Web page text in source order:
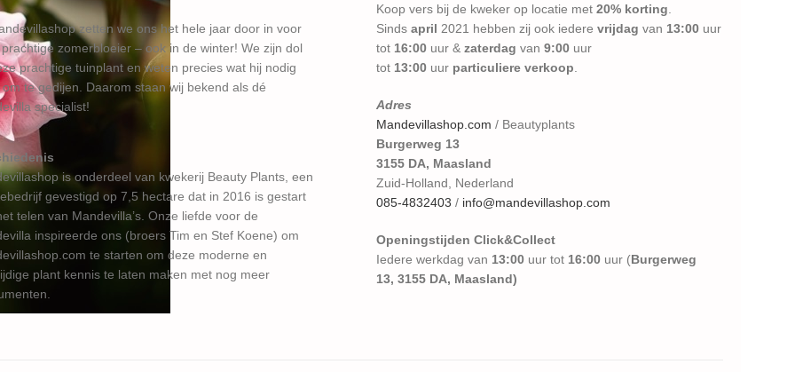
zetten we ons het hele jaar door in voor
zomerbloeier – ook in de winter! We zijn dol
prachtige tuinplant en weten precies wat hij nodig
te gedijen. Daarom staan ​​wij bekend als dé
specialist!
is onderdeel van kwekerij Beauty Plants, een
gevestigd op 7,5 hectare dat in 2016 is gestart
telen van Mandevilla’s. Onze liefde voor de
inspireerde ons (broers Tim en Stef Koene) om
te starten om deze moderne en
plant kennis te laten maken met nog meer
Koop vers bij de kweker op locatie met 20% korting
Sinds april 2021 hebben zij ook iedere vrijdag van 13:00uur
tot 16:00uur & zaterdag van 9:00uur
tot 13:00uur particuliere verkoop
Adres
Mandevillashop.com / Beautyplants
Burgerweg 13
3155 DA, Maasland
Zuid-Holland, Nederland
085-4832403 / info@mandevillashop.com
Openingstijden Click&Collect
Iedere werkdag van 13:00uur tot 16:00uur (Burgerweg
13, 3155 DA, Maasland)